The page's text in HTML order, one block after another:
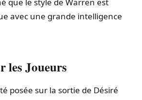
avec une grande intelligence
les Joueurs
posée sur la sortie de Désiré